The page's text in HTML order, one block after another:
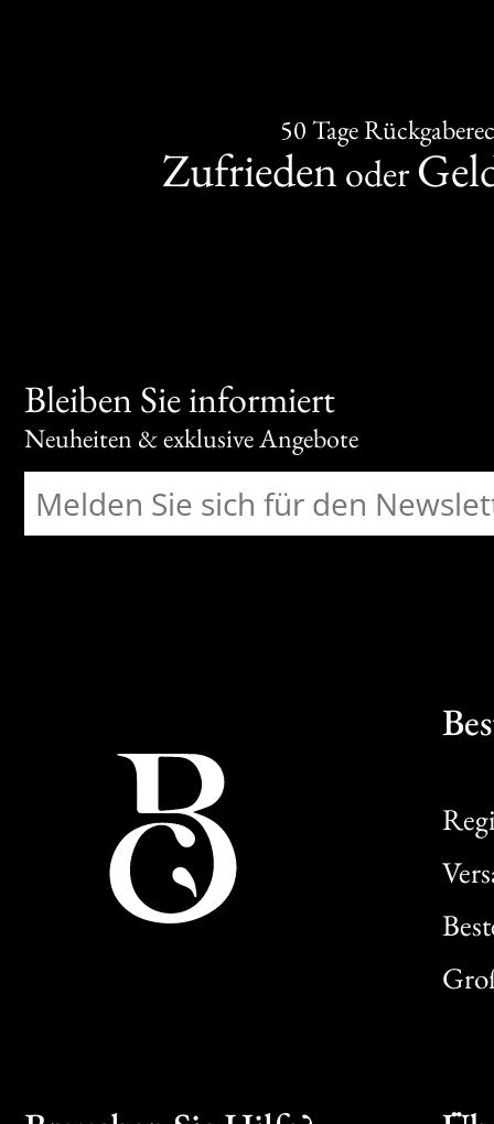
50 Tage
Zufrieden oder
Bleiben Sie informiert
Neuheiten & exklusive Angebote